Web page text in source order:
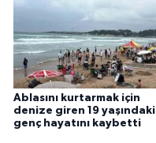
Ablasını kurtarmak için
denize giren 19 yaşındaki
genç hayatını kaybetti